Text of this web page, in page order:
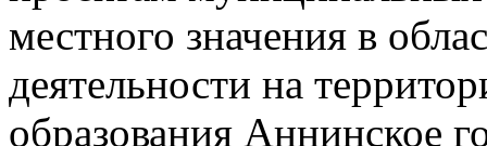
местного значения в
деятельности на
образования Аннинское